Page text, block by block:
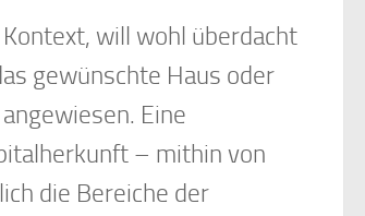
will wohl überdacht
gewünschte Haus oder
Eine
– mithin von
die Bereiche der